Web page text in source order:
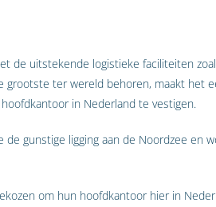
de uitstekende logistieke faciliteiten
grootste ter wereld behoren, maakt het
in Nederland te vestigen.
gunstige ligging aan de Noordzee en
om hun hoofdkantoor hier in